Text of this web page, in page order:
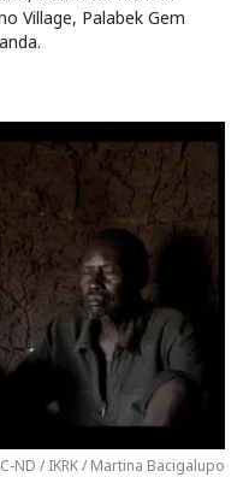
Village, Palabek Gem
ND / IKRK / Martina Bacigalupo